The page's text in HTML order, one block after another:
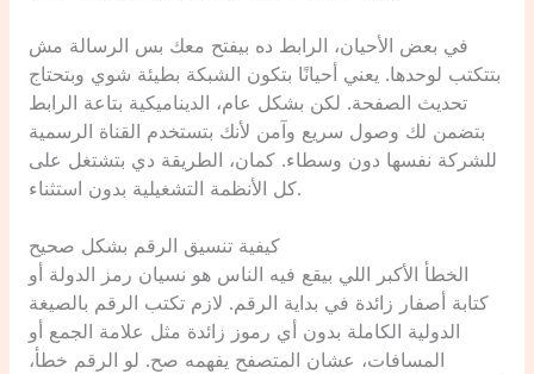
في بعض الأحيان، الرابط ده بيفتح معك بس الرسالة مش
بتتكتب لوحدها. يعني أحيانًا بتكون الشبكة بطيئة شوي وبتحتاج
تحديث الصفحة. لكن بشكل عام، الديناميكية بتاعة الرابط
بتضمن لك وصول سريع وآمن لأنك بتستخدم القناة الرسمية
للشركة نفسها دون وسطاء. كمان، الطريقة دي بتشتغل على
كل الأنظمة التشغيلية بدون استثناء.
كيفية تنسيق الرقم بشكل صحيح
الخطأ الأكبر اللي بيقع فيه الناس هو نسيان رمز الدولة أو
كتابة أصفار زائدة في بداية الرقم. لازم تكتب الرقم بالصيغة
الدولية الكاملة بدون أي رموز زائدة مثل علامة الجمع أو
المسافات، عشان المتصفح يفهمه صح. لو الرقم خطأ،